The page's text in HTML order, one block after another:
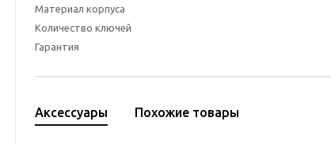
Материал корпуса
Количество ключей
Гарантия
Аксессуары Похожие товары